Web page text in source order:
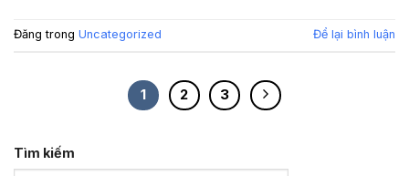
Đăng trong Uncategorized Để lại bình luận
1 2 3
Tìm kiếm